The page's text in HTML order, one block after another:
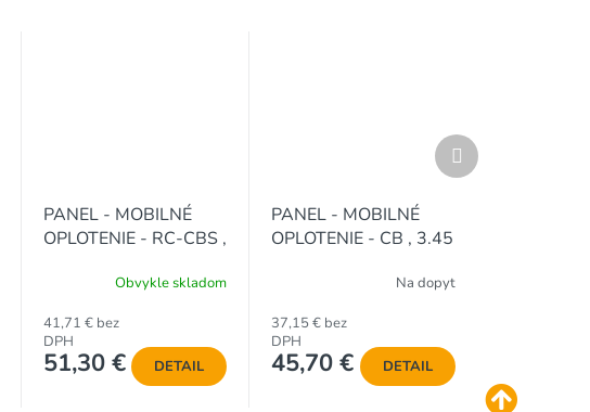
PANEL - MOBILNÉ
OPLOTENIE - RC-CBS ,
Obvykle skladom
41,71 € bez
DPH
51,30 € DETAIL
PANEL - MOBILNÉ
OPLOTENIE - CB , 3.45
Na dopyt
37,15 € bez
DPH
45,70 € DETAIL
Ďalší
produkt